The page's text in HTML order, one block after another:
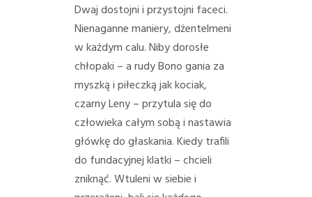
Dwaj dostojni i przystojni faceci.
Nienaganne maniery, dżentelmeni
w każdym calu.Niby dorosłe
chłopaki – a rudy Bono gania za
myszką i piłeczką jak kociak,
czarny Leny – przytula się do
człowieka całym sobą i nastawia
główkę do głaskania.Kiedy trafili
do fundacyjnej klatki – chcieli
zniknąć. Wtuleni w siebie i